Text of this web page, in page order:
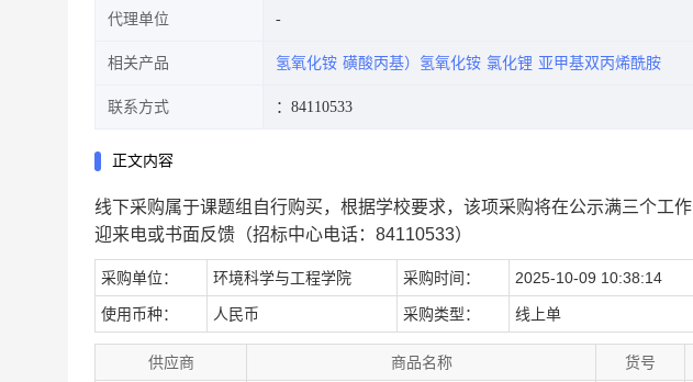
代理单位
相关产品 氢氧化铵 磺酸丙基）氢氧化铵 氯化锂 亚甲基双丙烯酰胺
联系方式 ：84110533
正文内容
线下采购属于课题组自行购买，根据学校要求，该项采购将在公示满三个工
迎来电或书面反馈（招标中心电话：84110533）
采购单位： 环境科学与工程学院 采购时间： 2025-10-09 10:38:14
使用币种： 人民币 采购类型： 线上单
供应商 商品名称 货号